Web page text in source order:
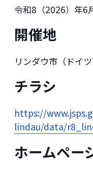
令和8（2026）年6
開催地
リンダウ市（ドイツ
チラシ
https://
lindau/data/
ホームペー